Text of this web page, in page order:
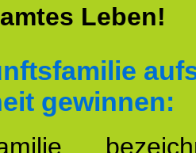
Leben!
gewinnen: